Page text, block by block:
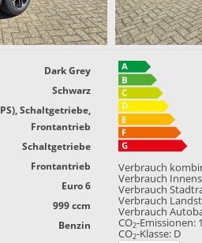
Dark Grey
Schwarz
Schaltgetriebe,
Frontantrieb
Schaltgetriebe
Frontantrieb
Euro 6
999 ccm
Benzin
Verbrauch
Verbrauch
Verbrauch
Verbrauch
Verbrauch
CO2-Emissionen:
CO2-Klasse: D